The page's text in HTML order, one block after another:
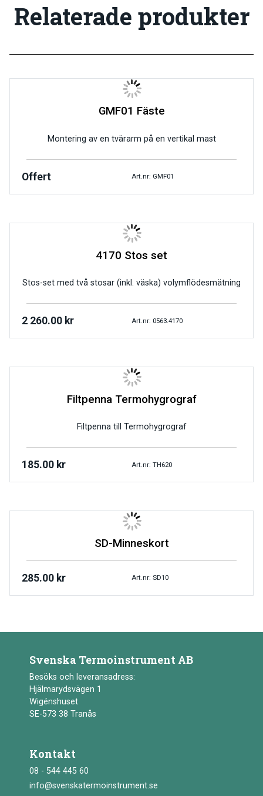
Relaterade produkter
GMF01 Fäste
Montering av en tvärarm på en vertikal mast
Offert Art.nr: GMF01
4170 Stos set
Stos-set med två stosar (inkl. väska) volymflödesmätning
2 260.00 kr Art.nr: 0563.4170
Filtpenna Termohygrograf
Filtpenna till Termohygrograf
185.00 kr Art.nr: TH620
SD-Minneskort
285.00 kr Art.nr: SD10
Svenska Termoinstrument AB
Besöks och leveransadress:
Hjälmarydsvägen 1
Wigénshuset
SE-573 38 Tranås
Kontakt
08 - 544 445 60
info@svenskatermoinstrument.se